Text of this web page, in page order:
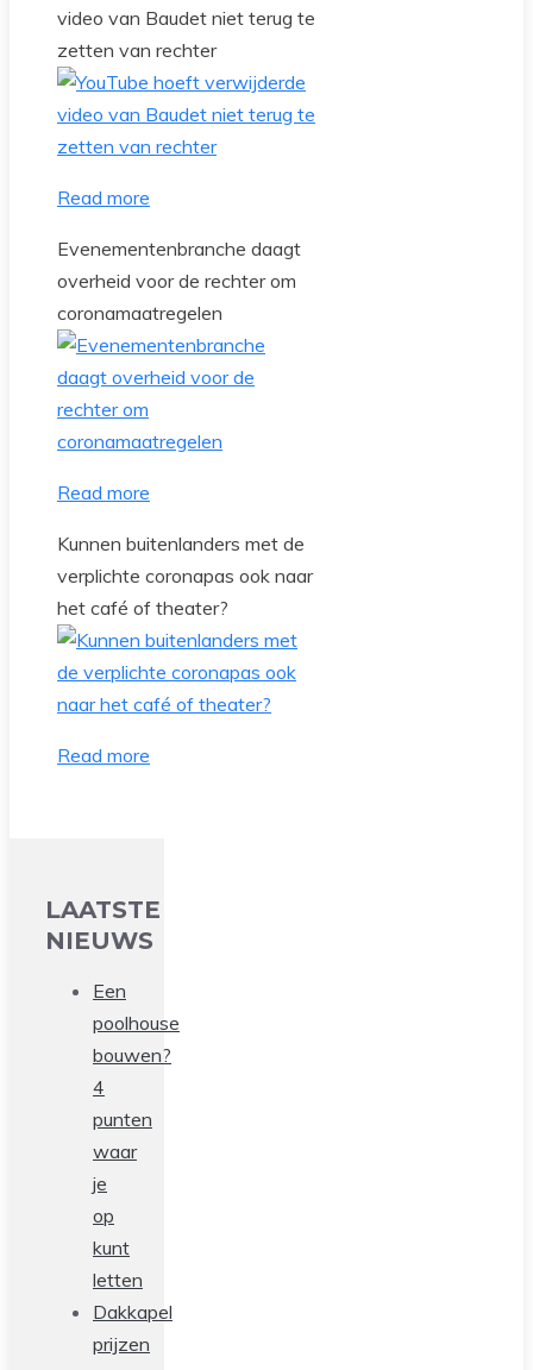
video van Baudet niet terug te
zetten van rechter
Read more
Evenementenbranche daagt
overheid voor de rechter om
coronamaatregelen
Read more
Kunnen buitenlanders met de
verplichte coronapas ook naar
het café of theater?
Read more
LAATSTE
NIEUWS
Een
poolhouse
bouwen?
4
punten
waar
je
op
kunt
letten
Dakkapel
prijzen